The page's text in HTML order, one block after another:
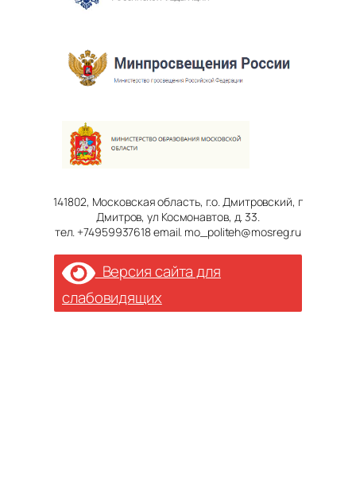
141802, Московская область, г.о. Дмитровский, г
Дмитров, ул Космонавтов, д. 33.
тел. +74959937618 email. mo_politeh@mosreg.ru
Версия сайта для
слабовидящих